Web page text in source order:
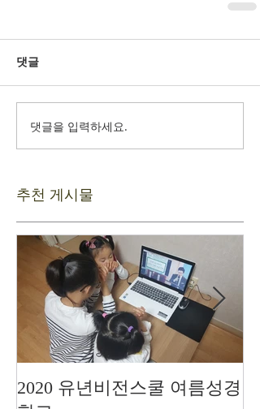
댓글
댓글을 입력하세요.
추천 게시물
2020 유년비전스쿨 여름성경